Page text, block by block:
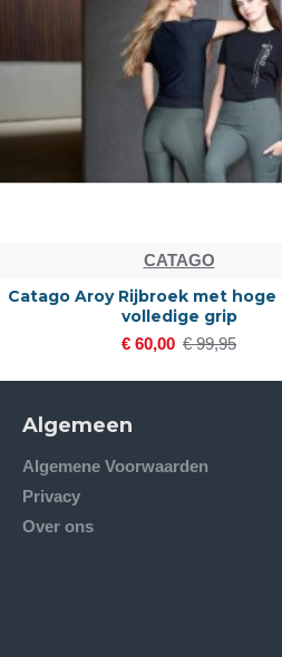
CATAGO
Catago Aroy Rijbroek met hoge
volledige grip
€ 60,00 € 99,95
Algemeen
Algemene Voorwaarden
Privacy
Over ons